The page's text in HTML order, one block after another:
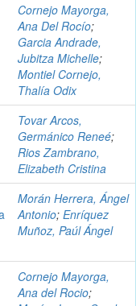
Cornejo Mayorga,
Ana Del Rocío;
Garcia Andrade,
Jubitza Michelle;
Montiel Cornejo,
Thalía Odix
Tovar Arcos,
Germánico Reneé;
Rios Zambrano,
Elizabeth Cristina
Morán Herrera, Ángel
Antonio; Enríquez
Muñoz, Paúl Ángel
Cornejo Mayorga,
Ana del Rocio;